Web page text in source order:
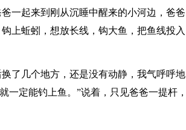
一起来到刚从沉睡中醒来的小河边，爸爸
上蚯蚓，想放长线，钩大鱼，把鱼线投入
了几个地方，还是没有动静，我气呼呼地
一定能钓上鱼。”说着，只见爸爸一提杆，